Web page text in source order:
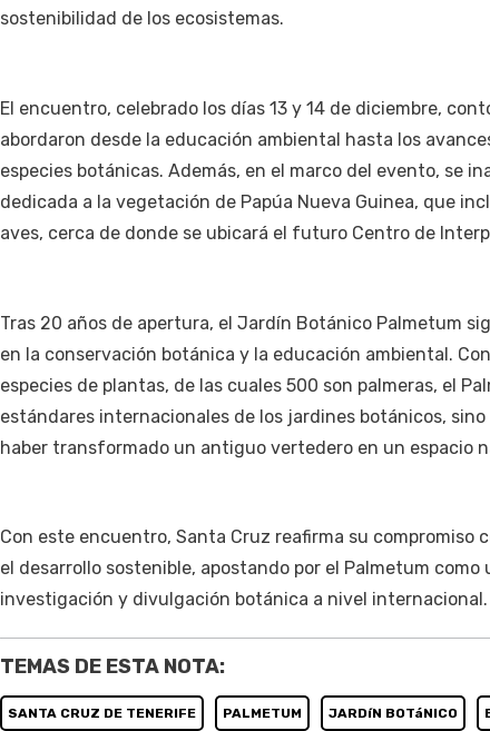
sostenibilidad de los ecosistemas.
El encuentro, celebrado los días 13 y 14 de diciembre,
abordaron desde la educación ambiental hasta los
especies botánicas. Además, en el marco del evento, se
dedicada a la vegetación de Papúa Nueva Guinea, que
aves, cerca de donde se ubicará el futuro Centro de
Tras 20 años de apertura, el Jardín Botánico Palmetum
en la conservación botánica y la educación ambiental.
especies de plantas, de las cuales 500 son palmeras, el
estándares internacionales de los jardines botánicos,
haber transformado un antiguo vertedero en un espacio
Con este encuentro, Santa Cruz reafirma su compromiso
el desarrollo sostenible, apostando por el Palmetum
investigación y divulgación botánica a nivel internacional.
TEMAS DE ESTA NOTA:
SANTA CRUZ DE TENERIFE PALMETUM JARDíN BOTáNICO